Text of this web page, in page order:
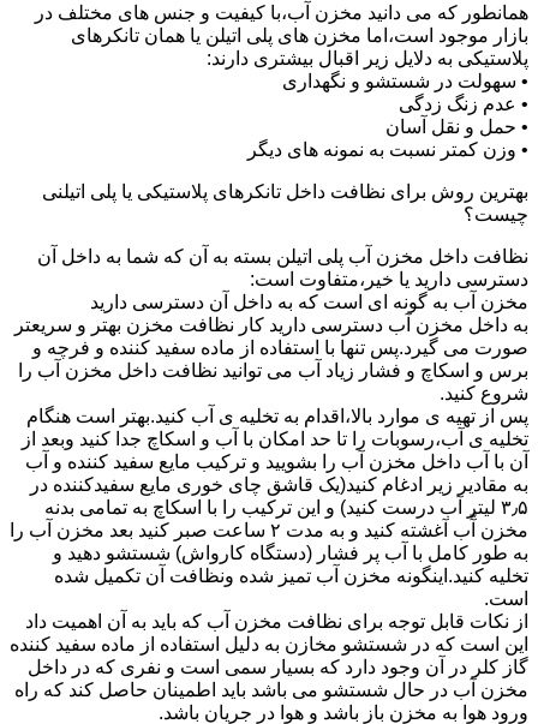
همانطور که می دانید مخزن آب،با کیفیت و جنس های مختلف در
بازار موجود است،اما مخزن های پلی اتیلن یا همان تانکرهای
پلاستیکی به دلایل زیر اقبال بیشتری دارند:
• سهولت در شستشو و نگهداری
• عدم زنگ زدگی
• حمل و نقل آسان
• وزن کمتر نسبت به نمونه های دیگر
بهترین روش برای نظافت داخل تانکرهای پلاستیکی یا پلی اتیلنی
چیست؟
نظافت داخل مخزن آب پلی اتیلن بسته به آن که شما به داخل آن
دسترسی دارید یا خیر،متفاوت است:
مخزن آب به گونه ای است که به داخل آن دسترسی دارید
به داخل مخزن آب دسترسی دارید کار نظافت مخزن بهتر و سریعتر
صورت می گیرد.پس تنها با استفاده از ماده سفید کننده و فرچه و
برس و اسکاچ و فشار زیاد آب می توانید نظافت داخل مخزن آب را
شروع کنید.
پس از تهیه ی موارد بالا،اقدام به تخلیه ی آب کنید.بهتر است هنگام
تخلیه ی آب،رسوبات را تا حد امکان با آب و اسکاچ جدا کنید وبعد از
آن با آب داخل مخزن آب را بشویید و ترکیب مایع سفید کننده و آب
به مقادیر زیر ادغام کنید(یک قاشق چای خوری مایع سفیدکننده در
۳٫۵ لیتر آب درست کنید) و این ترکیب را با اسکاچ به تمامی بدنه
مخزن آّب آغشته کنید و به مدت ۲ ساعت صبر کنید بعد مخزن آب را
به طور کامل با آب پر فشار (دستگاه کارواش) شستشو دهید و
تخلیه کنید.اینگونه مخزن آب تمیز شده ونظافت آن تکمیل شده
است.
از نکات قابل توجه برای نظافت مخزن آب که باید به آن اهمیت داد
این است که در شستشو مخازن به دلیل استفاده از ماده سفید کننده
گاز کلر در آن وجود دارد که بسیار سمی است و نفری که در داخل
مخزن آب در حال شستشو می باشد باید اطمینان حاصل کند که راه
ورود هوا به مخزن باز باشد و هوا در جریان باشد.